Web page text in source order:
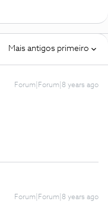
Mais antigos primeiro
Forum|Forum|8 years ago
Forum|Forum|8 years ago